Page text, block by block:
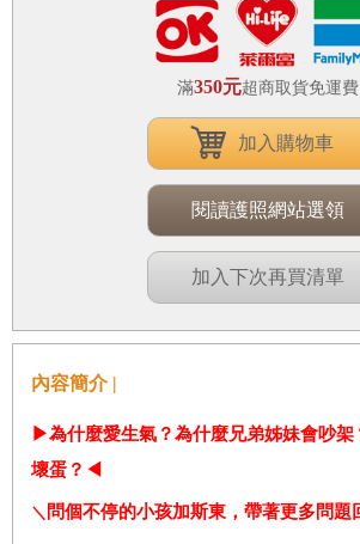
滿350元超商取貨免運費
加入購物車
閱讀護照網站選領
加入下次再買清單
內容簡介 |
▶為什麼愛生氣？為什麼兄弟姊妹會吵
壞蛋？ ◀
＼ 問個不停的小孩加斯東，帶著更多問題